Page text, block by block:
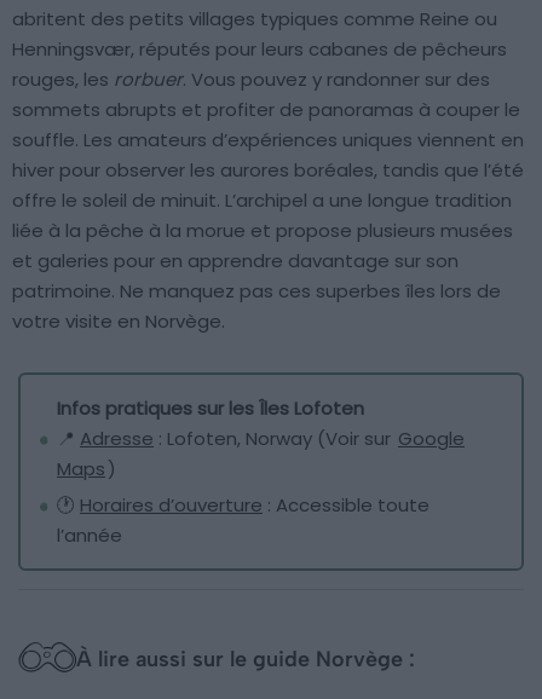
abritent des petits villages typiques comme Reine ou
Henningsvær, réputés pour leurs cabanes de pêcheurs
rouges, les rorbuer. Vous pouvez y randonner sur des
sommets abrupts et profiter de panoramas à couper le
souffle. Les amateurs d’expériences uniques viennent en
hiver pour observer les aurores boréales, tandis que l’été
offre le soleil de minuit. L’archipel a une longue tradition
liée à la pêche à la morue et propose plusieurs musées
et galeries pour en apprendre davantage sur son
patrimoine. Ne manquez pas ces superbes îles lors de
votre visite en Norvège.
Infos pratiques sur les Îles Lofoten
📍 Adresse : Lofoten, Norway (Voir sur Google
Maps)
🕐 Horaires d’ouverture : Accessible toute
l’année
À lire aussi sur le guide Norvège :